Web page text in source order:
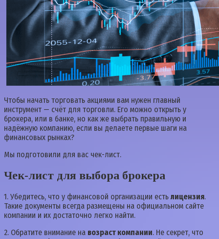
Чтобы начать торговать акциями вам нужен главный
инструмент — счёт для торговли. Его можно открыть у
брокера, или в банке, но как же выбрать правильную и
надёжную компанию, если вы делаете первые шаги на
финансовых рынках?
Мы подготовили для вас чек-лист.
Чек-лист для выбора брокера
1. Убедитесь, что у финансовой организации есть лицензия.
Такие документы всегда размещены на официальном сайте
компании и их достаточно легко найти.
2. Обратите внимание на возраст компании. Не секрет, что